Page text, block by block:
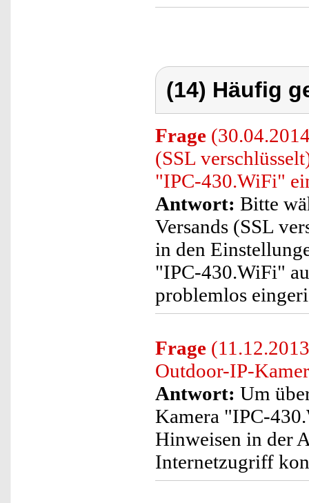
(14) Häufig
Frage
(SSL
"IPC-430.WiFi"
Antwort: Bitte
Versands (SSL
in den
"IPC-430.WiFi"
problemlos
Frage
Outdoor-IP-
Antwort: Um
Kamera "IPC-
Hinweisen in der
Internetzugriff